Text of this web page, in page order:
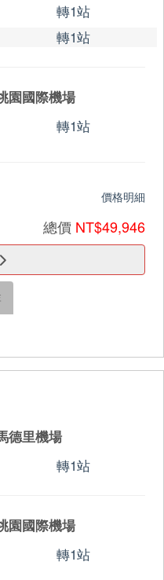
轉1站
轉1站
園國際機場
轉1站
價格明細
總價 NT$49,946
德里機場
轉1站
園國際機場
轉1站